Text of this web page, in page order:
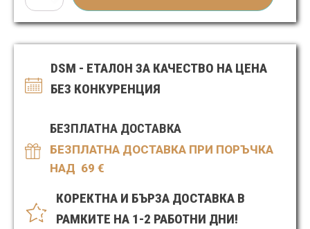
за
с
минерали
Мъртво
море
и
ml
DSM - ЕТАЛОН ЗА КАЧЕСТВО НА ЦЕНА
БЕЗ КОНКУРЕНЦИЯ
БЕЗПЛАТНА ДОСТАВКА
БЕЗПЛАТНА ДОСТАВКА ПРИ ПОРЪЧКА
НАД 69 €
КОРЕКТНА И БЪРЗА ДОСТАВКА В
РАМКИТЕ НА 1-2 РАБОТНИ ДНИ!